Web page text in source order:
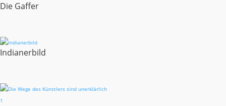
Die Gaffer
Indianerbild